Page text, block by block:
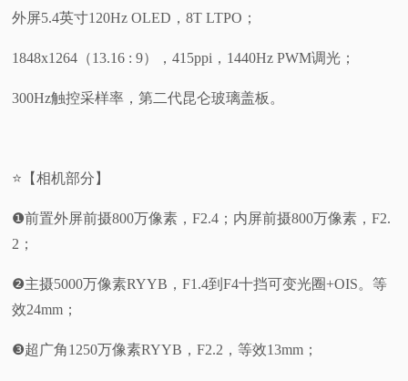
外屏5.4英寸120Hz OLED，8T LTPO；
1848x1264（13.16 : 9），415ppi，1440Hz PWM调光；
300Hz触控采样率，第二代昆仑玻璃盖板。
⭐【相机部分】
❶前置外屏前摄800万像素，F2.4；内屏前摄800万像素，F2.
2；
❷主摄5000万像素RYYB，F1.4到F4十挡可变光圈+OIS。等
效24mm；
❸超广角1250万像素RYYB，F2.2，等效13mm；